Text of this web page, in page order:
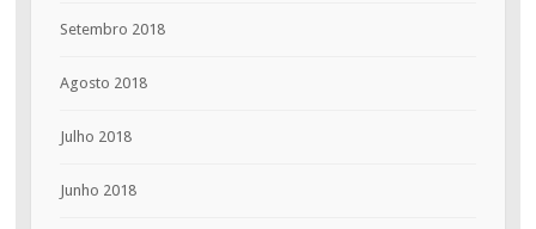
Setembro 2018
Agosto 2018
Julho 2018
Junho 2018